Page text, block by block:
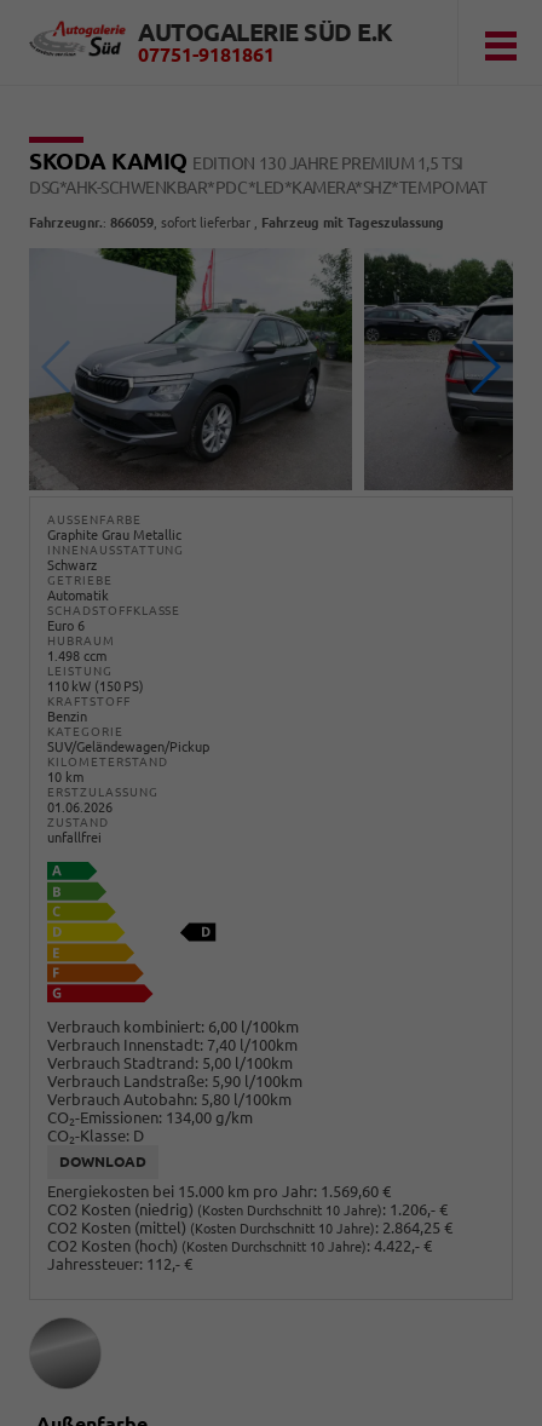
AUTOGALERIE SÜD E.K
07751-9181861
SKODA KAMIQ EDITION 130 JAHRE PREMIUM 1,5 TSI
DSG*AHK-SCHWENKBAR*PDC*LED*KAMERA*SHZ*TEMPOMAT
Fahrzeugnr.: 866059 sofort lieferbar Fahrzeug mit Tageszulassung
AUSSENFARBE
Graphite Grau Metallic
INNENAUSSTATTUNG
Schwarz
GETRIEBE
Automatik
SCHADSTOFFKLASSE
Euro 6
HUBRAUM
1.498 ccm
LEISTUNG
110 kW (150 PS)
KRAFTSTOFF
Benzin
KATEGORIE
SUV/Geländewagen/Pickup
KILOMETERSTAND
10 km
ERSTZULASSUNG
01.06.2026
ZUSTAND
unfallfrei
Verbrauch kombiniert: 6,00 l/100km
Verbrauch Innenstadt: 7,40 l/100km
Verbrauch Stadtrand: 5,00 l/100km
Verbrauch Landstraße: 5,90 l/100km
Verbrauch Autobahn: 5,80 l/100km
CO2-Emissionen: 134,00 g/km
CO2-Klasse: D
DOWNLOAD
Energiekosten bei 15.000 km pro Jahr: 1.569,60 €
CO2 Kosten (niedrig) (Kosten Durchschnitt 10 Jahre): 1.206,- €
CO2 Kosten (mittel) (Kosten Durchschnitt 10 Jahre): 2.864,25 €
CO2 Kosten (hoch) (Kosten Durchschnitt 10 Jahre): 4.422,- €
Jahressteuer: 112,- €